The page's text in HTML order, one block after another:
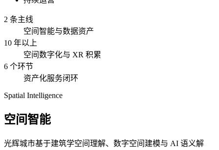
2 条主线
空间智能与数据资产
10 年以上
空间数字化与 XR 积累
6 个环节
资产化服务闭环
Spatial Intelligence
空间智能
光辉城市基于建筑学空间理解、数字空间建模与 AI 语义解